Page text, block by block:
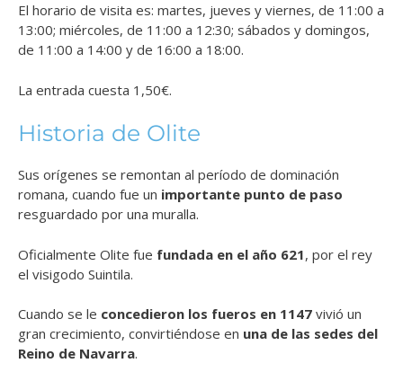
El horario de visita es: martes, jueves y viernes, de 11:00 a
13:00; miércoles, de 11:00 a 12:30; sábados y domingos,
de 11:00 a 14:00 y de 16:00 a 18:00.
La entrada cuesta 1,50€.
Historia de Olite
Sus orígenes se remontan al período de dominación
romana, cuando fue un importante punto de paso
resguardado por una muralla.
Oficialmente Olite fue fundada en el año 621, por el rey
el visigodo Suintila.
Cuando se le concedieron los fueros en 1147 vivió un
gran crecimiento, convirtiéndose en una de las sedes del
Reino de Navarra.